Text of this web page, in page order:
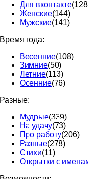
Для вконтакте
Женские(144)
Мужские(141)
Время года:
Весенние(108)
Зимние(50)
Летние(113)
Осенние(76)
Разные:
Мудрые(339)
На удачу(73)
Про работу(206)
Разные(278)
Стихи(11)
Открытки с